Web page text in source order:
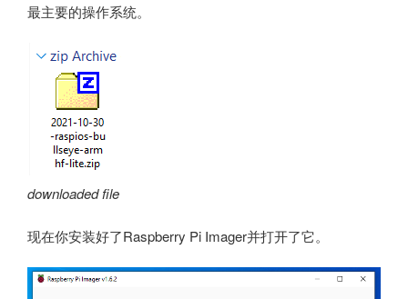
最主要的操作系统。
downloaded file
现在你安装好了Raspberry Pi Imager并打开了它。